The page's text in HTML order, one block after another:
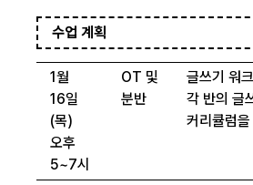
수업 계획
1월
16일
(목)
오후
5~7시
OT 및
분반
글쓰기 워
각 반의 글
커리큘럼